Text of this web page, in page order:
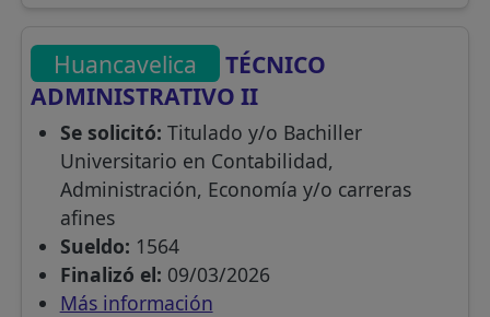
Huancavelica
TÉCNICO
ADMINISTRATIVO II
Se solicitó: Titulado y/o Bachiller
Universitario en Contabilidad,
Administración, Economía y/o carreras
afines
Sueldo: 1564
Finalizó el: 09/03/2026
Más información